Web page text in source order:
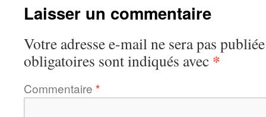
Laisser un commentaire
Votre adresse e-mail ne sera pas
obligatoires sont indiqués avec *
Commentaire *